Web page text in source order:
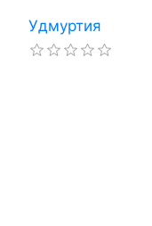
Удмуртия